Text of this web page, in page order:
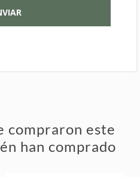
compraron este
han comprado